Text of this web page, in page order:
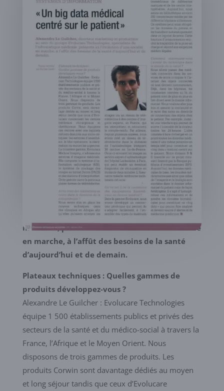
Alexandre Le Guilcher, directeur marketing et
production au sein du groupe Evolucare
Technologies, spécialiste de l’informatique
médicale, présente ici l’évolution d’une société
en marche, à l’affût des besoins de la santé
d’aujourd’hui et de demain.
Plateaux techniques : Quelles gammes de
produits développez-vous ?
Alexandre Le Guilcher : Evolucare Technologies
équipe 1 500 établissements publics et privés des
secteurs de la santé et du médico-social à travers la
France, l’Afrique et le Moyen Orient. Nous
disposons de trois gammes de produits. Les
produits Corwin sont davantage dédiés au moyen
et long séjour tandis que ceux d’Evolucare